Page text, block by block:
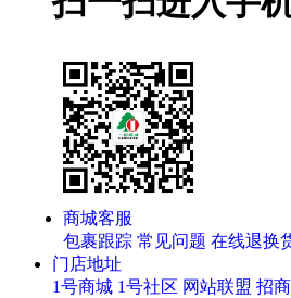
商城客服
包裹跟踪 常见问题 在线退换
门店地址
1号商城 1号社区 网站联盟 招